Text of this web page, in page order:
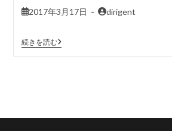
2017年3月17日 dirigent
続きを読む